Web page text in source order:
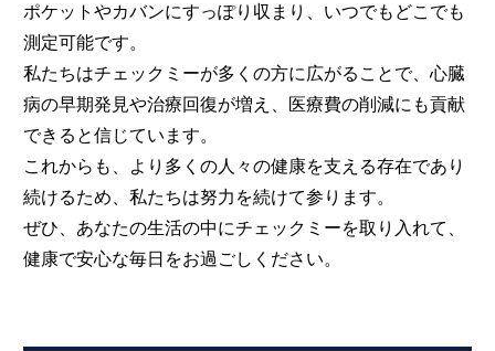
ポケットやカバンにすっぽり収まり、いつでもどこでも
測定可能です。
私たちはチェックミーが多くの方に広がることで、心臓
病の早期発見や治療回復が増え、医療費の削減にも貢献
できると信じています。
これからも、より多くの人々の健康を支える存在であり
続けるため、私たちは努力を続けて参ります。
ぜひ、あなたの生活の中にチェックミーを取り入れて、
健康で安心な毎日をお過ごしください。